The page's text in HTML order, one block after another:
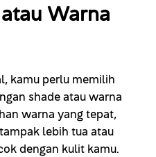
Warna
kamu perlu memilih
shade atau warna
warna yang tepat,
lebih tua atau
dengan kulit kamu.